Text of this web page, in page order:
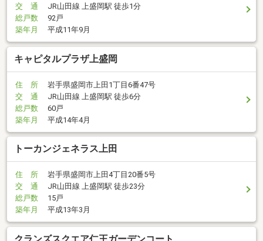
交 通
JR山田線 上盛岡駅 徒歩1分
総戸数
92戸
築年月
平成11年9月
キャピタルプラザ上盛岡
住 所
岩手県盛岡市上田1丁目6番47号
交 通
JR山田線 上盛岡駅 徒歩6分
総戸数
60戸
築年月
平成14年4月
トーカンジェネラス上田
住 所
岩手県盛岡市上田4丁目20番5号
交 通
JR山田線 上盛岡駅 徒歩23分
総戸数
15戸
築年月
平成13年3月
クランズスクエア仁王ガーデンコート